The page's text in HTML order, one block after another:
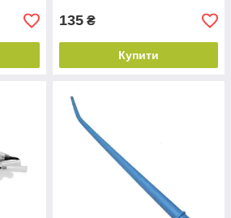
135 ₴
Купити